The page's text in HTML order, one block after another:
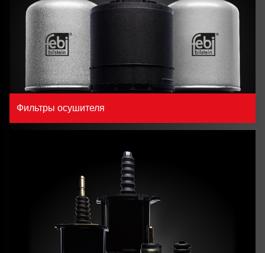
Фильтры осушителя